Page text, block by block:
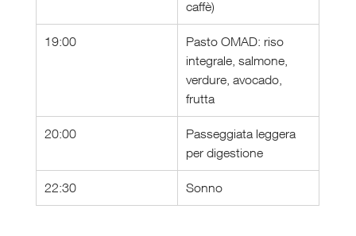
caffè)
19:00
Pasto OMAD: riso
integrale, salmone,
verdure, avocado,
frutta
20:00
Passeggiata leggera
per digestione
22:30 Sonno